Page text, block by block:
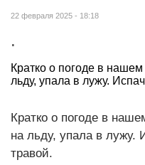
22 февраля 2025 - 18:18
.
Кратко о погоде в
льду, упала в лужу.
Кратко о погоде в
на льду, упала в лужу.
травой.